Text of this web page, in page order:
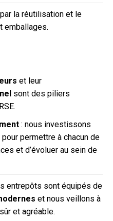
par la réutilisation et le
emballages.
et leur
sont des piliers
: nous investissons
permettre à chacun de
et d’évoluer au sein de
entrepôts sont équipés de
et nous veillons à
et agréable.